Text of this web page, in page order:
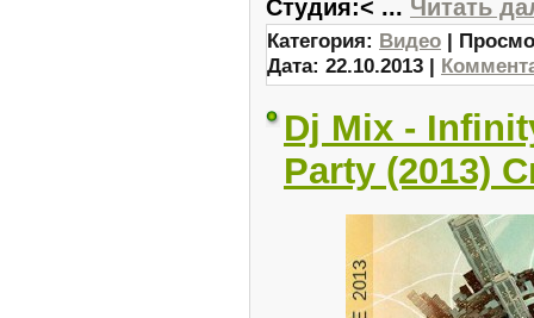
Студия:< ... Читать
Категория: Видео |
Дата: 22.10.2013 |
Dj Mix -
Party (2013)